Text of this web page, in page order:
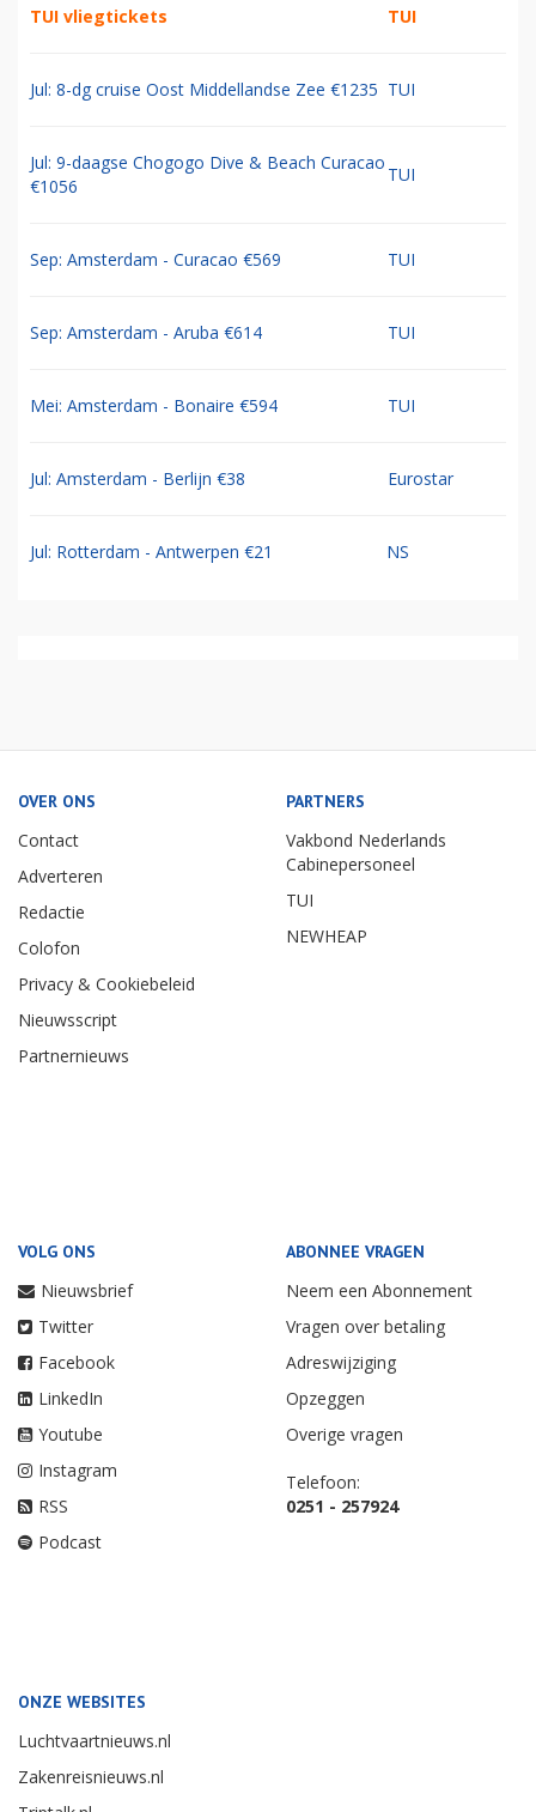
TUI vliegtickets TUI
Jul: 8-dg cruise Oost Middellandse Zee €1235 TUI
Jul: 9-daagse Chogogo Dive & Beach Curacao
€1056
TUI
Sep: Amsterdam - Curacao €569 TUI
Sep: Amsterdam - Aruba €614 TUI
Mei: Amsterdam - Bonaire €594 TUI
Jul: Amsterdam - Berlijn €38 Eurostar
Jul: Rotterdam - Antwerpen €21 NS
OVER ONS
Contact
Adverteren
Redactie
Colofon
Privacy & Cookiebeleid
Nieuwsscript
Partnernieuws
PARTNERS
Vakbond Nederlands
Cabinepersoneel
TUI
NEWHEAP
VOLG ONS
Nieuwsbrief
Twitter
Facebook
LinkedIn
Youtube
Instagram
RSS
Podcast
ABONNEE VRAGEN
Neem een Abonnement
Vragen over betaling
Adreswijziging
Opzeggen
Overige vragen
Telefoon:
0251 - 257924
ONZE WEBSITES
Luchtvaartnieuws.nl
Zakenreisnieuws.nl